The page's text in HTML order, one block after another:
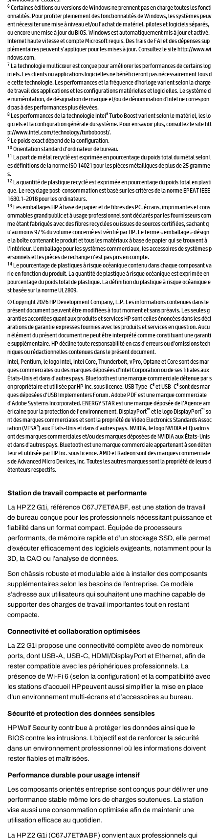
6Certaines éditions ou versions de Windows ne prennent pas en charge toutes les foncti
onnalités. Pour profiter pleinement des fonctionnalités de Windows, les systèmes peuv
ent nécessiter une mise à niveau et/ou l’achat de matériel, pilotes et logiciels séparés,
ou encore une mise à jour du BIOS. Windows est automatiquement mis à jour et activé.
Internet haute vitesse et compte Microsoft requis. Des frais de FAI et des dépenses sup
plémentaires peuvent s’appliquer pour les mises à jour. Consultez le site http://www.wi
ndows.com.
7La technologie multicœur est conçue pour améliorer les performances de certains log
iciels. Les clients ou applications logicielles ne bénéficieront pas nécessairement tous d
e cette technologie. Les performances et la fréquence d'horloge varient selon la charge
de travail des applications et les configurations matérielles et logicielles. Le système d
e numérotation, de désignation de marque et/ou de dénomination d'Intel ne correspon
d pas à des performances plus élevées.
8Les performances de la technologie Intel®Turbo Boost varient selon le matériel, les lo
giciels et la configuration générale du système. Pour en savoir plus, consultez le site htt
p://www.intel.com/technology/turboboost/.
9Le poids exact dépend de la configuration.
10Orientation standard d’ordinateur de bureau.
11 La part de métal recyclé est exprimée en pourcentage du poids total du métal selon l
es définitions de la norme ISO 14021 pour les pièces métalliques de plus de 25 gramme
s.
12La quantité de plastique recyclé est exprimée en pourcentage du poids total en plasti
que. Le recyclage post-consommation est basé sur les critères de la norme EPEAT IEEE
1680.1-2018 pour les ordinateurs.
13 Les emballages HP à base de papier et de fibres des PC, écrans, imprimantes et cons
ommables grand public et à usage professionnel sont déclarés par les fournisseurs com
me étant fabriqués avec des fibres recyclées ou issues de sources certifiées, sachant q
u’au moins 97 % du volume concerné est vérifié par HP. Le terme « emballage » désign
e la boîte contenant le produit et tous les matériaux à base de papier qui se trouvent à
l’intérieur. L’emballage pour les systèmes commerciaux, les accessoires de systèmes p
ersonnels et les pièces de rechange n’est pas pris en compte.
14Le pourcentage de plastiques à risque océanique contenu dans chaque composant va
rie en fonction du produit. La quantité de plastique à risque océanique est exprimée en
pourcentage du poids total de plastique. La définition du plastique à risque océanique e
st basée sur la norme UL2809.
© Copyright 2026 HP Development Company, L.P. Les informations contenues dans le
présent document peuvent être modifiées à tout moment et sans préavis. Les seules g
aranties accordées quant aux produits et services HP sont celles énoncées dans les décl
arations de garantie expresses fournies avec les produits et services en question. Aucu
n élément du présent document ne peut être interprété comme constituant une garanti
e supplémentaire. HP décline toute responsabilité en cas d’erreurs ou d’omissions tech
niques ou rédactionnelles contenues dans le présent document.
Intel, Pentium, le logo Intel, Intel Core, Thunderbolt, vPro, Optane et Core sont des mar
ques commerciales ou des marques déposées d’Intel Corporation ou de ses filiales aux
États-Unis et dans d’autres pays. Bluetooth est une marque commerciale détenue par s
on propriétaire et utilisée par HP Inc. sous licence. USB Type-C®et USB-C®sont des mar
ques déposées d’USB Implementers Forum. Adobe PDF est une marque commerciale
d’Adobe Systems Incorporated. ENERGY STAR est une marque déposée de l’Agence am
éricaine pour la protection de l’environnement. DisplayPort™et le logo DisplayPort™so
nt des marques commerciales et sont la propriété de Video Electronics Standards Assoc
iation (VESA®) aux États-Unis et dans d’autres pays. NVIDIA, le logo NVIDIA et Quadro s
ont des marques commerciales et/ou des marques déposées de NVIDIA aux États-Unis
et dans d’autres pays. Bluetooth est une marque commerciale appartenant à son déten
teur et utilisée par HP Inc. sous licence. AMD et Radeon sont des marques commerciale
s de Advanced Micro Devices, Inc. Toutes les autres marques sont la propriété de leurs d
étenteurs respectifs.
Station de travail compacte et performante
La HP Z2 G1i, référence C67J7ET#ABF, est une station de travail
de bureau conçue pour les professionnels nécessitant puissance et
fiabilité dans un format compact. Équipée de processeurs
performants, de mémoire rapide et d’un stockage SSD, elle permet
d’exécuter efficacement des logiciels exigeants, notamment pour la
3D, la CAO ou l’analyse de données.
Son châssis robuste et modulable aide à installer des composants
supplémentaires selon les besoins de l’entreprise. Ce modèle
s’adresse aux utilisateurs qui souhaitent une machine capable de
supporter des charges de travail importantes tout en restant
compacte.
Connectivité et collaboration optimisées
La Z2 G1i propose une connectivité complète avec de nombreux
ports, dont USB-A, USB-C, HDMI/DisplayPort et Ethernet, afin de
rester compatible avec les périphériques professionnels. La
présence de Wi‑Fi 6 (selon la configuration) et la compatibilité avec
les stations d’accueil HP peuvent aussi simplifier la mise en place
d’un environnement multi-écrans et d’accessoires au bureau.
Sécurité et protection des données sensibles
HP Wolf Security contribue à protéger les données ainsi que le
BIOS contre les intrusions. L’objectif est de renforcer la sécurité
dans un environnement professionnel où les informations doivent
rester fiables et maîtrisées.
Performance durable pour usage intensif
Les composants orientés entreprise sont conçus pour délivrer une
performance stable même lors de charges soutenues. La station
vise aussi une consommation optimisée afin de maintenir une
utilisation efficace au quotidien.
La HP Z2 G1i (C67J7ET#ABF) convient aux professionnels qui